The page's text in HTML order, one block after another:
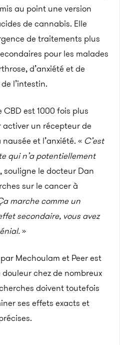
au point une version
de cannabis. Elle
de traitements plus
pour les malades
d’anxiété et de
l’intestin.
CBD est 1000 fois plus
un récepteur de
et l’anxiété. « C’est
qui n’a potentiellement
souligne le docteur Dan
sur le cancer à
marche comme un
secondaire, vous avez
»
Mechoulam et Peer est
chez de nombreux
doivent toutefois
ses effets exacts et